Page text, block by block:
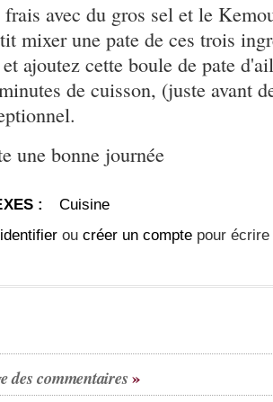
avec du gros sel et le
mixer une pate de ces trois
ajoutez cette boule de pate
de cuisson, (juste avant
une bonne journée
:
Cuisine
ou créer un compte pour
des commentaires